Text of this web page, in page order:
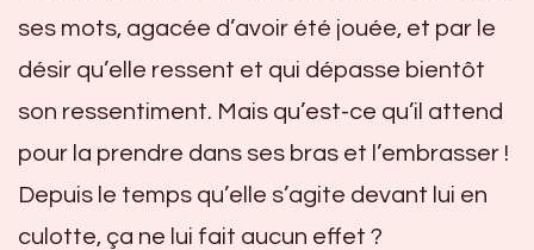
ses mots, agacée d’avoir été jouée, et par le
désir qu’elle ressent et qui dépasse bientôt
son ressentiment. Mais qu’est-ce qu’il attend
pour la prendre dans ses bras et l’embrasser !
Depuis le temps qu’elle s’agite devant lui en
culotte, ça ne lui fait aucun effet ?